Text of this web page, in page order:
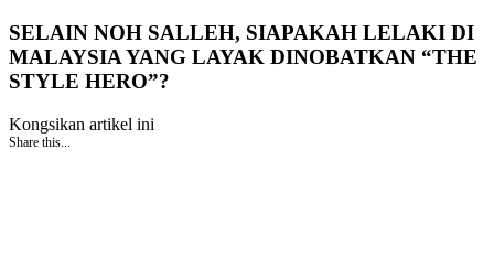
SELAIN NOH SALLEH, SIAPAKAH LELAKI DI
MALAYSIA YANG LAYAK DINOBATKAN “THE
STYLE HERO”?
Kongsikan artikel ini
Share this...